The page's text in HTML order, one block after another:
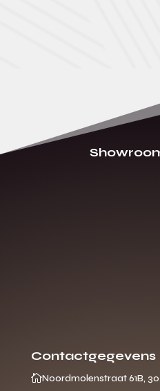
Contactgegevens
Noordmolenstraat 61B,